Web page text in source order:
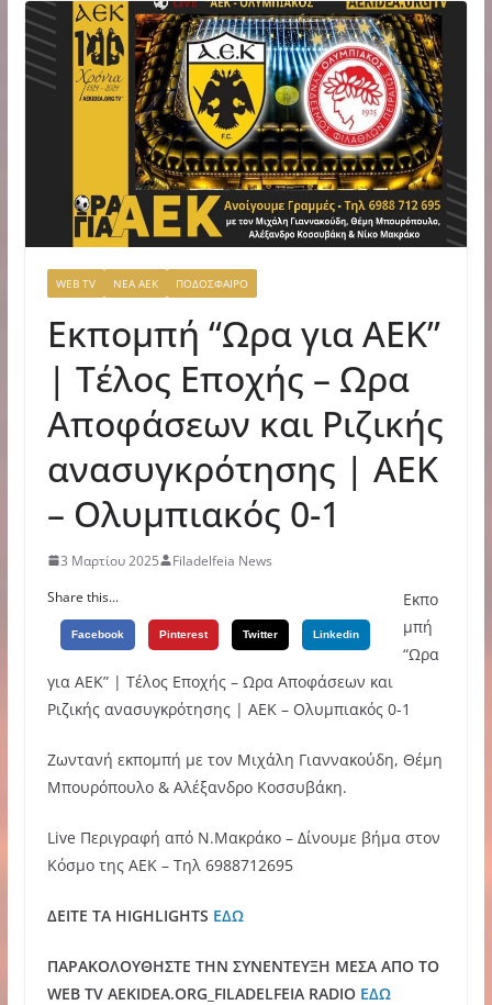
WEB TV ΝΕΑ ΑΕΚ ΠΟΔΟΣΦΑΙΡΟ
Εκπομπή “Ωρα για ΑΕΚ”
| Τέλος Εποχής – Ωρα
Αποφάσεων και Ριζικής
ανασυγκρότησης | ΑΕΚ
– Ολυμπιακός 0-1
3 Μαρτίου 2025
Filadelfeia News
Share this...
Facebook Pinterest Twitter Linkedin
Εκπο
μπή
“Ωρα
για ΑΕΚ” | Τέλος Εποχής – Ωρα Αποφάσεων και
Ριζικής ανασυγκρότησης | ΑΕΚ – Ολυμπιακός 0-1
Ζωντανή εκπομπή με τον Μιχάλη Γιαννακούδη, Θέμη
Μπουρόπουλο & Αλέξανδρο Κοσσυβάκη.
Live Περιγραφή από Ν.Μακράκο – Δίνουμε βήμα στον
Κόσμο της ΑΕΚ – Τηλ 6988712695
ΔΕΙΤΕ ΤΑ HIGHLIGHTS ΕΔΩ
ΠΑΡΑΚΟΛΟΥΘΗΣΤΕ ΤΗΝ ΣΥΝΕΝΤΕΥΞΗ ΜΕΣΑ ΑΠΟ ΤΟ
WEB TV AEKIDEA.ORG_FILADELFEIA RADIO ΕΔΩ